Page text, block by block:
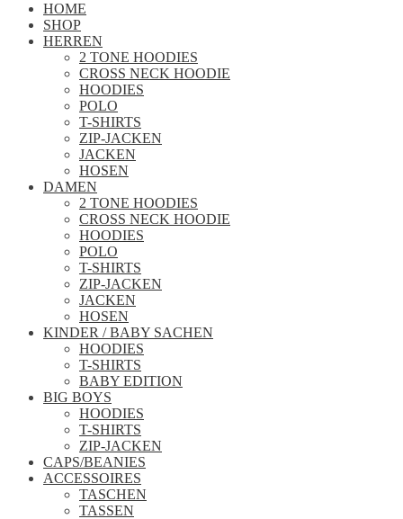
HOME
SHOP
HERREN
2 TONE HOODIES
CROSS NECK HOODIE
HOODIES
POLO
T-SHIRTS
ZIP-JACKEN
JACKEN
HOSEN
DAMEN
2 TONE HOODIES
CROSS NECK HOODIE
HOODIES
POLO
T-SHIRTS
ZIP-JACKEN
JACKEN
HOSEN
KINDER / BABY SACHEN
HOODIES
T-SHIRTS
BABY EDITION
BIG BOYS
HOODIES
T-SHIRTS
ZIP-JACKEN
CAPS/BEANIES
ACCESSOIRES
TASCHEN
TASSEN